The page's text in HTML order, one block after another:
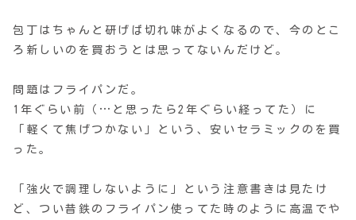
包丁はちゃんと研げば切れ味がよくなるので、今のとこ
ろ新しいのを買おうとは思ってないんだけど。
問題はフライパンだ。
1年ぐらい前（…と思ったら2年ぐらい経ってた）に
「軽くて焦げつかない」という、安いセラミックのを買
った。
「強火で調理しないように」という注意書きは見たけ
ど、つい昔鉄のフライパン使ってた時のように高温でや